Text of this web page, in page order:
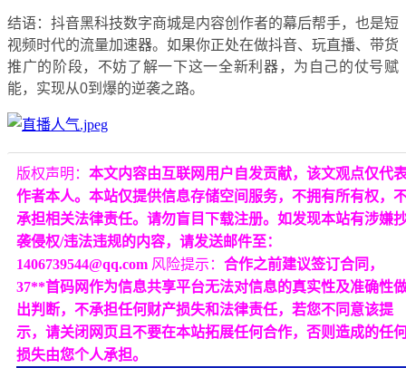
结语：抖音黑科技数字商城是内容创作者的幕后帮手，也是短
视频时代的流量加速器。如果你正处在做抖音、玩直播、带货
推广的阶段，不妨了解一下这一全新利器，为自己的仗号赋
能，实现从0到爆的逆袭之路。
版权声明： 本文内容由互联网用户自发贡献，该文观点仅代
作者本人。本站仅提供信息存储空间服务，不拥有所有权，
承担相关法律责任。请勿盲目下载注册。如发现本站有涉嫌
袭侵权/违法违规的内容，请发送邮件至：
1406739544@qq.com 风险提示： 合作之前建议签订合同，
37**首码网作为信息共享平台无法对信息的真实性及准确性
出判断，不承担任何财产损失和法律责任，若您不同意该提
示，请关闭网页且不要在本站拓展任何合作，否则造成的任
损失由您个人承担。